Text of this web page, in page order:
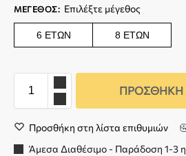
ΜΈΓΕΘΟΣ: Επιλέξτε μέγεθος
6 ΕΤΏΝ 8 ΕΤΏΝ
ΠΡΟΣΘΉΚΗ
Προσθήκη στη λίστα επιθυμιών
Άμεσα Διαθέσιμο - Παράδοση 1-3